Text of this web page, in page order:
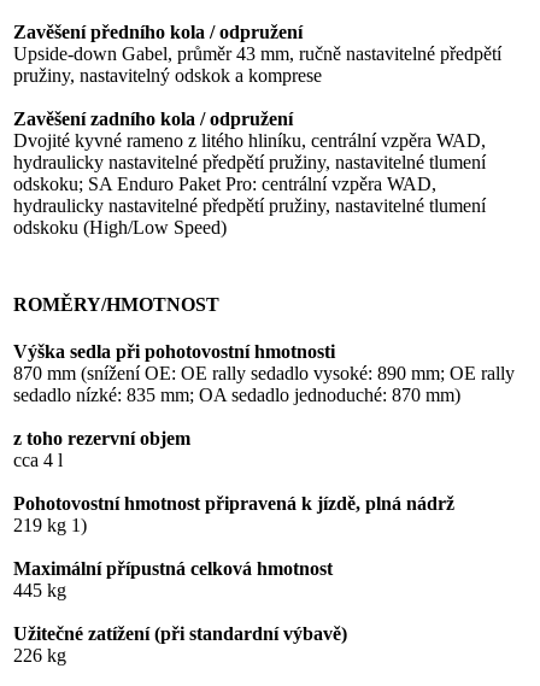
Zavěšení předního kola / odpružení
Upside-down Gabel, průměr 43 mm, ručně nastavitelné předpětí
pružiny, nastavitelný odskok a komprese
Zavěšení zadního kola / odpružení
Dvojité kyvné rameno z litého hliníku, centrální vzpěra WAD,
hydraulicky nastavitelné předpětí pružiny, nastavitelné tlumení
odskoku; SA Enduro Paket Pro: centrální vzpěra WAD,
hydraulicky nastavitelné předpětí pružiny, nastavitelné tlumení
odskoku (High/Low Speed)
ROMĚRY/HMOTNOST
Výška sedla při pohotovostní hmotnosti
870 mm (snížení OE: OE rally sedadlo vysoké: 890 mm; OE rally
sedadlo nízké: 835 mm; OA sedadlo jednoduché: 870 mm)
z toho rezervní objem
cca 4 l
Pohotovostní hmotnost připravená k jízdě, plná nádrž
219 kg 1)
Maximální přípustná celková hmotnost
445 kg
Užitečné zatížení (při standardní výbavě)
226 kg